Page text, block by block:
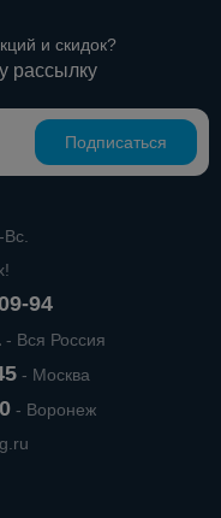
и скидок?
рассылку
Подписаться
94
- Вся Россия
- Москва
- Воронеж